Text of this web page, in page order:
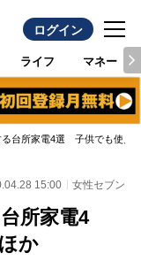
ログイン
ライフ マネー
る台所家電4選 子供でも使え
15:00 女性セブン
所家電4
か